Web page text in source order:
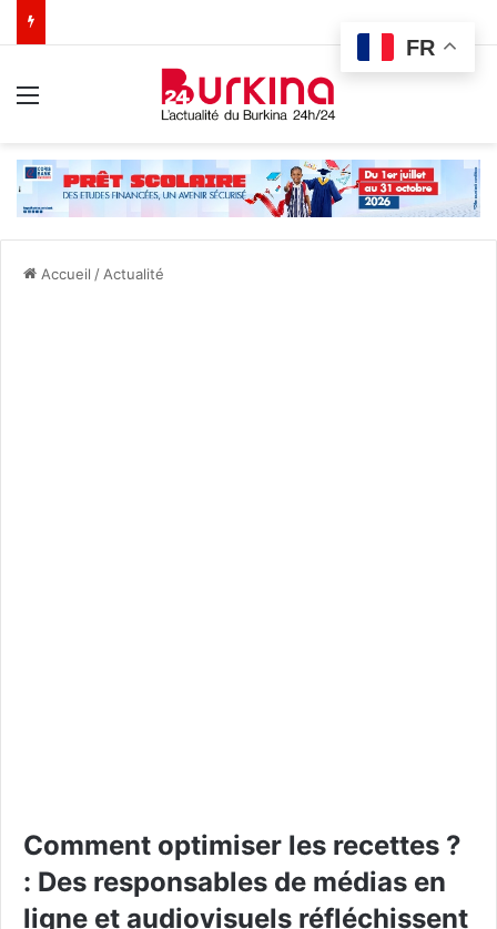
Accueil / Actualité
Comment optimiser les recettes ?
: Des responsables de médias en
ligne et audiovisuels réfléchissent
FR